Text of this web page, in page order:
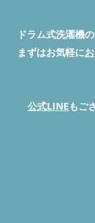
width: 780px;
background:
linear-
border-radius:
bottom: 12px;
clamp(18px,
margin-bottom:
opacity: 0.88;
.answer-box {
#1a7a4e;
margin: 24px 0;
font-weight:
ドラム式洗濯機
まずはお気軽に
公式LINEもご